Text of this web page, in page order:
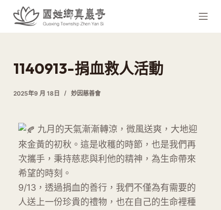
跳
至
內
容
1140913-捐血救人活動
2025年9 月 18日 妙因慈善會
九月的天氣漸漸轉涼，微風送爽，大地迎
來金黃的初秋。這是收穫的時節，也是我們再
次攜手，秉持慈悲與利他的精神，為生命帶來
希望的時刻。
9/13，透過捐血的善行，我們不僅為有需要的
人送上一份珍貴的禮物，也在自己的生命裡種